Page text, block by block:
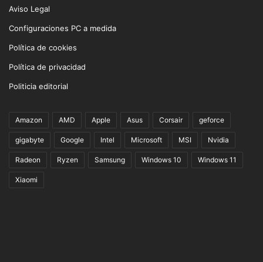
Aviso Legal
Configuraciones PC a medida
Política de cookies
Política de privacidad
Politicia editorial
Amazon AMD Apple Asus Corsair geforce
gigabyte Google Intel Microsoft MSI Nvidia
Radeon Ryzen Samsung Windows 10 Windows 11
Xiaomi